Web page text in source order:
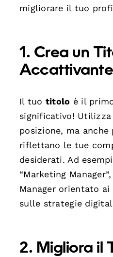
migliorare il tuo
1. Crea un
Accattivante
Il tuo titolo è il
significativo!
posizione, ma anche
riflettano le tue
desiderati. Ad
“Marketing
Manager orientato
sulle strategie
2. Migliora il